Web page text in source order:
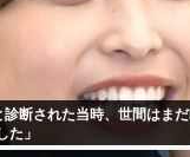
断された当時、世間はま
た」